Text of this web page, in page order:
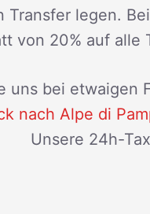
Transfer legen.
von 20% auf alle
uns bei etwaigen
nach Alpe di
Unsere 24h-